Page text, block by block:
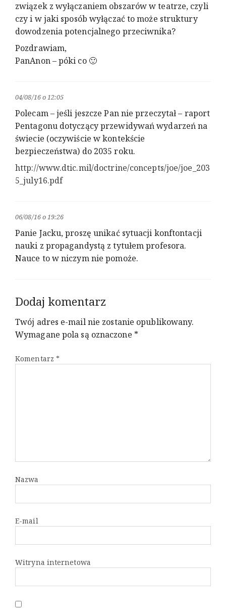
związek z wyłączaniem obszarów w teatrze, czyli
czy i w jaki sposób wyłączać to może struktury
dowodzenia potencjalnego przeciwnika?
Pozdrawiam,
PanAnon – póki co 🙂
04/08/16 o 12:05
Polecam – jeśli jeszcze Pan nie przeczytał – raport
Pentagonu dotyczący przewidywań wydarzeń na
świecie (oczywiście w kontekście
bezpieczeństwa) do 2035 roku.
http://www.dtic.mil/doctrine/concepts/joe/joe_203
5_july16.pdf
06/08/16 o 19:26
Panie Jacku, proszę unikać sytuacji konftontacji
nauki z propagandystą z tytułem profesora.
Nauce to w niczym nie pomoże.
Dodaj komentarz
Twój adres e-mail nie zostanie opublikowany.
Wymagane pola są oznaczone *
Komentarz *
Nazwa
E-mail
Witryna internetowa